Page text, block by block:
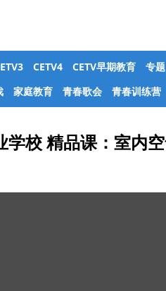
CETV4 CETV早期教育
专题
家庭教育 青春歌会 青春训练营
学校 精品课：室内